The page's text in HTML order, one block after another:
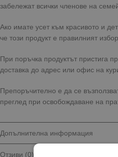
забележат всички членове на
Ако имате усет към красивото и
че този продукт е правилният
При поръчка продуктът пристига
доставка до адрес или офис на
Препоръчително е да се
преглед при освобождаване на
Допълнителна информация
Отзиви (0)